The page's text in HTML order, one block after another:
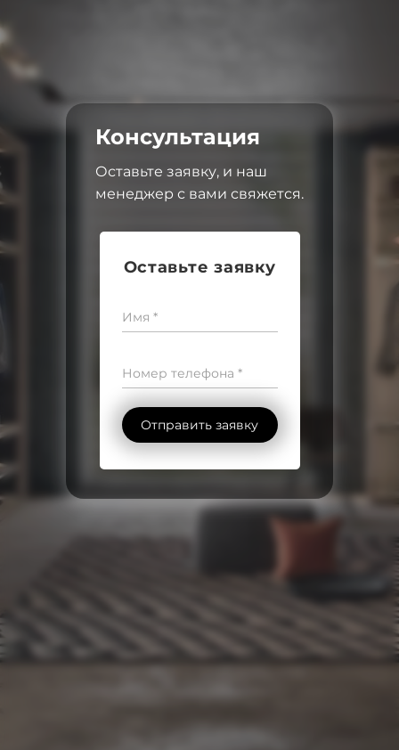
Консультация
Оставьте заявку
Имя *
Номер телефона *
Отправить заявку
Оставьте заявку, и наш
менеджер с вами свяжется.